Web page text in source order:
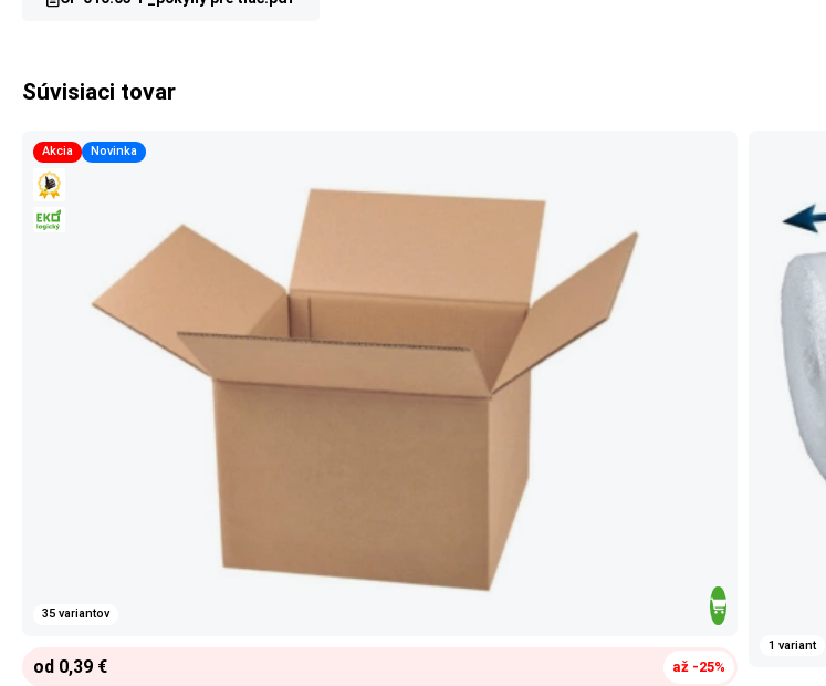
Súvisiaci tovar
Akcia Novinka
35 variantov
od 0,39 € až -25%
1 variant